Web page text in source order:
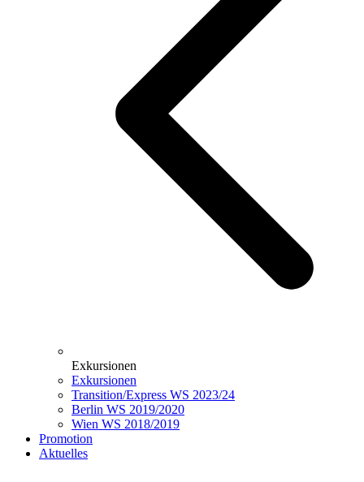
Exkursionen
Exkursionen
Transition/Express WS 2023/24
Berlin WS 2019/2020
Wien WS 2018/2019
Promotion
Aktuelles